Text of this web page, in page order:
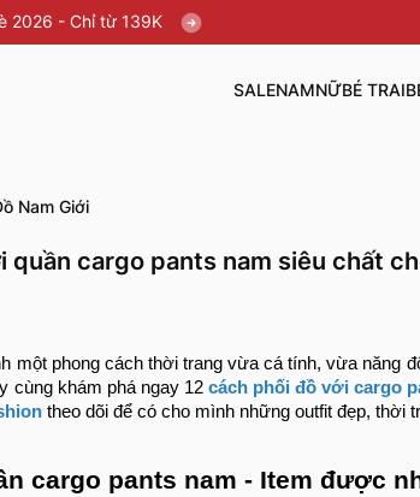
2026 - Chỉ từ 139K
SALENAMNỮBÉ TRAI
Nam Giới
quần cargo pants nam siêu chất
một phong cách thời trang vừa cá tính, vừa năng
cùng khám phá ngay 12 cách phối đồ với cargo
theo dõi để có cho mình những outfit đẹp, thời
cargo pants nam - Item được